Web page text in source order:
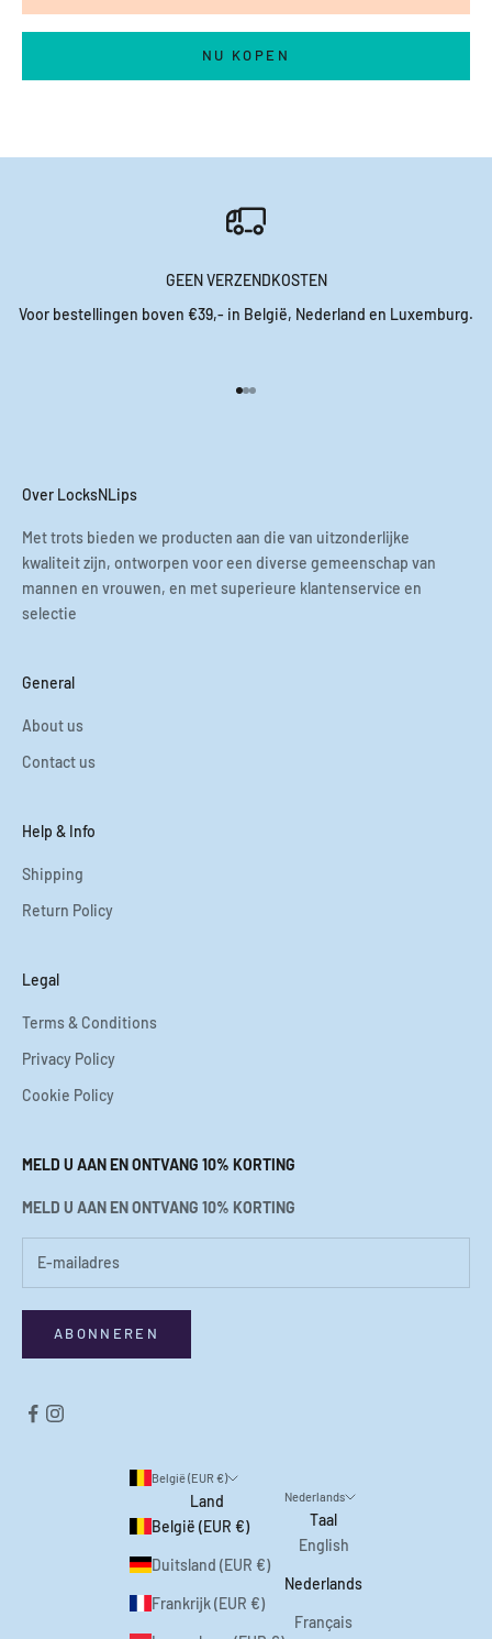
NU KOPEN
GEEN VERZENDKOSTEN
Voor bestellingen boven €39,- in België, Nederland en Luxemburg.
Naar artikel 1
Naar artikel 2
Naar artikel 3
Over LocksNLips
Met trots bieden we producten aan die van uitzonderlijke
kwaliteit zijn, ontworpen voor een diverse gemeenschap van
mannen en vrouwen, en met superieure klantenservice en
selectie
General
About us
Contact us
Help & Info
Shipping
Return Policy
Legal
Terms & Conditions
Privacy Policy
Cookie Policy
MELD U AAN EN ONTVANG 10% KORTING
MELD U AAN EN ONTVANG 10% KORTING
ABONNEREN
België (EUR €)
Land
België (EUR €)
Duitsland (EUR €)
Frankrijk (EUR €)
Nederlands
Taal
English
Nederlands
Français